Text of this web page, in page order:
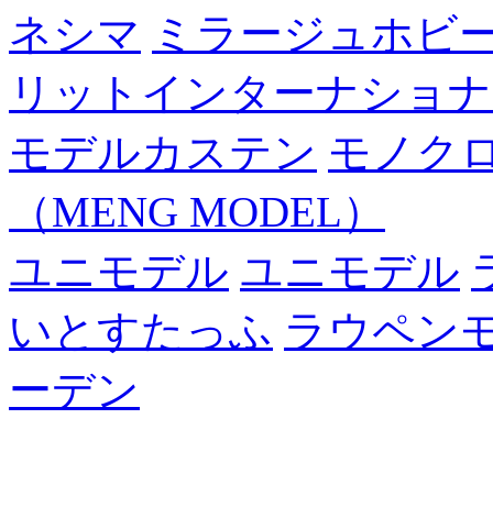
ネシマ ミラージュホビ
リットインターナショ
モデルカステン モノク
（MENG MODEL）
ユニモデル ユニモデル
いとすたっふ ラウペン
ーデン